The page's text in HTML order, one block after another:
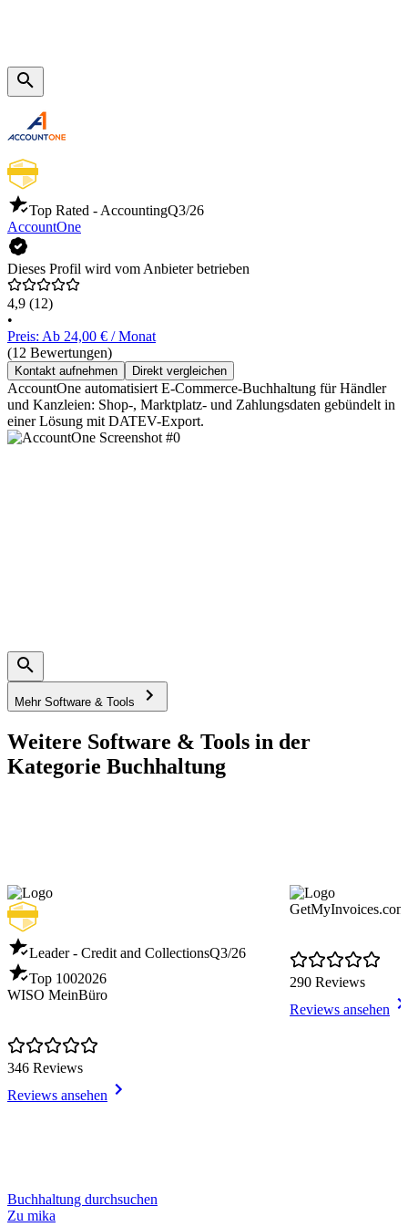
Top Rated - AccountingQ3/26
AccountOne
Dieses Profil wird vom Anbieter betrieben
4,9 (12)
•
Preis: Ab 24,00 € / Monat
(12 Bewertungen)
Kontakt aufnehmen Direkt vergleichen
AccountOne automatisiert E-Commerce-Buchhaltung für Händler
und Kanzleien: Shop-, Marktplatz- und Zahlungsdaten gebündelt in
einer Lösung mit DATEV-Export.
Mehr Software & Tools
Weitere Software & Tools in der
Kategorie Buchhaltung
Leader - Credit and CollectionsQ3/26
Top 1002026
WISO MeinBüro
346 Reviews
Reviews ansehen
GetMyInvoices.com
290 Reviews
Reviews ansehen
Item
1
Buchhaltung durchsuchen
Zu mika